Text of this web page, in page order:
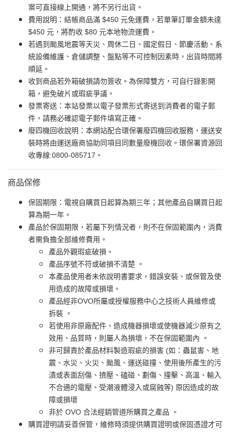
案可直接線上開通，將不另行出貨。
費用說明：結帳商品滿 $450 元免運費，若單筆訂單金額未達
$450 元，將酌收 $80 元本地物流運費。
若遇到颱風地震等天災、周休二日、國定假日、節慶活動、系
統設備維護、倉儲調整、盤點等不可控制因素時，出貨時間將
順延。
收到商品若外箱破損請勿簽收。為保障雙方，可自行錄影開
箱，避免破片或瑕疵爭議。
發票寄送：本站發票以電子發票形式寄送到消費者的電子郵
件，請務必確認電子郵件填寫正確。
廢四機回收說明：本網站配合環保署廢四機回收服務，運送安
裝時將由運送廠商協助同項目同數量廢機回收。環保署資源回
收專線:0800-085717。
商品保修
保固期限：電視自購買日起算為期三年；其他產品自購買日起
算為期一年。
產品於保固期限，若屬下列情況者，則不在保固範圍內，消費
者需負擔全部維修費用。
產品外觀瑕疵破損。
產品序號不符或破損不清楚 。
本產品使用者未依說明書要求，錯誤安裝、或保管及使
用造成的故障或損壞。
產品經非OVO所屬或授權服務中心之技術人員維修或
拆裝 。
若使用非原廠配件，造成機器損壞或使機器減少原有之
效用、品質時，則屬人為損壞，不在保固範圍內 。
非可歸責於產品材料製造瑕疵的損害 (如：蟲鼠害、地
震、水災、火災、颱風、運送碰撞、使用後所產生的污
漬或表面刮傷、擠壓、磕碰、劃傷、撞擊、高溫、輸入
不合適的電壓、受潮液體浸入或腐蝕等) 原因造成的故
障或損壞
非於 OVO 合法經銷管道所購買之產品 。
購買證明請妥善保管，維修時須提供購買證明或保固憑證才可